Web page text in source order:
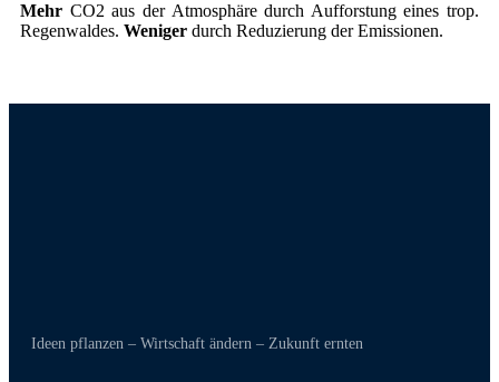
Mehr CO2 aus der Atmosphäre durch Aufforstung eines trop.
Regenwaldes. Weniger durch Reduzierung der Emissionen.
Ideen pflanzen – Wirtschaft ändern – Zukunft ernten